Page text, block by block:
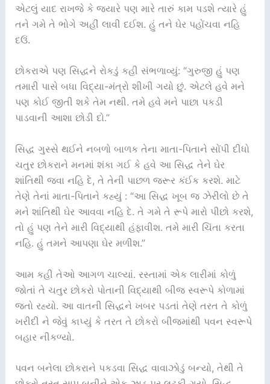
એટલું યાદ રાખજે કે જ્યારે પણ મારે તારું કામ પડશે ત્યારે હું
તને ગમે તે ભોગે અહીં લાવી દઈશ. હું તને ઘેર પહોંચવા નહિ
દઉં.
છોકરાએ પણ સિદ્ધને રોકડું કહી સંભળાવ્યું: “ગુરુજી હું પણ
તમારી પાસે બધા વિદ્યા-મંત્રો શીખી ગયો છું. એટલે હવે મને
પણ કોઈ જીતી શકે તેમ નથી. તમે હવે મને પાછા પકડી
પાડવાની આશા છોડી દો.”
સિદ્ધ ગુસ્સે થઈને નબળો બાળક તેના માતા-પિતાને સોંપી દીધો
ચતુર છોકરાને મનમાં શંકા ગઈ કે હવે આ સિદ્ધ તેને ઘેર
શાંતિથી જવા નહિ દે, તે તેની પાછળ જરૂર કંઈક કરશે. માટે
તેણે તેનાં માતા-પિતાને કહ્યું : “આ સિદ્ધ ખૂબ જ ઝેરીલો છે તે
મને શાંતિથી ઘેર આવવા નહિ દે. તે ગમે તે રૂપે મારો પીછો કરશે,
તો હું પણ તેને મારી વિદ્યાથી હંફાવીશ. તમે મારી ચિંતા કરતા
નહિ. હું તમને આપણા ઘેર મળીશ.”
આમ કહી તેઓ આગળ ચાલ્યાં. રસ્તામાં એક લારીમાં કોળું
જોતાં તે ચતુર છોકરો પોતાની વિદ્યાથી બીજ સ્વરૂપે કોળામાં
જતો રહ્યો. આ વાતની સિદ્ધને ખબર પડતાં તેણે તરત તે કોળું
ખરીદી ને જેવું કાપ્યું કે તરત તે છોકરો બીજમાંથી પવન સ્વરૂપે
બહાર નીકળ્યો.
પવન બનેલા છોકરાને પકડવા સિદ્ધ વાવાઝોડું બન્યો, તેથી તે